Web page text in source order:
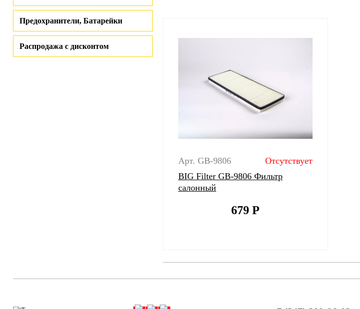
Предохранители, Батарейки
Распродажа с дисконтом
Арт. GB-9806
Отсутствует
BIG Filter GB-9806 Фильтр
салонный
679 Р